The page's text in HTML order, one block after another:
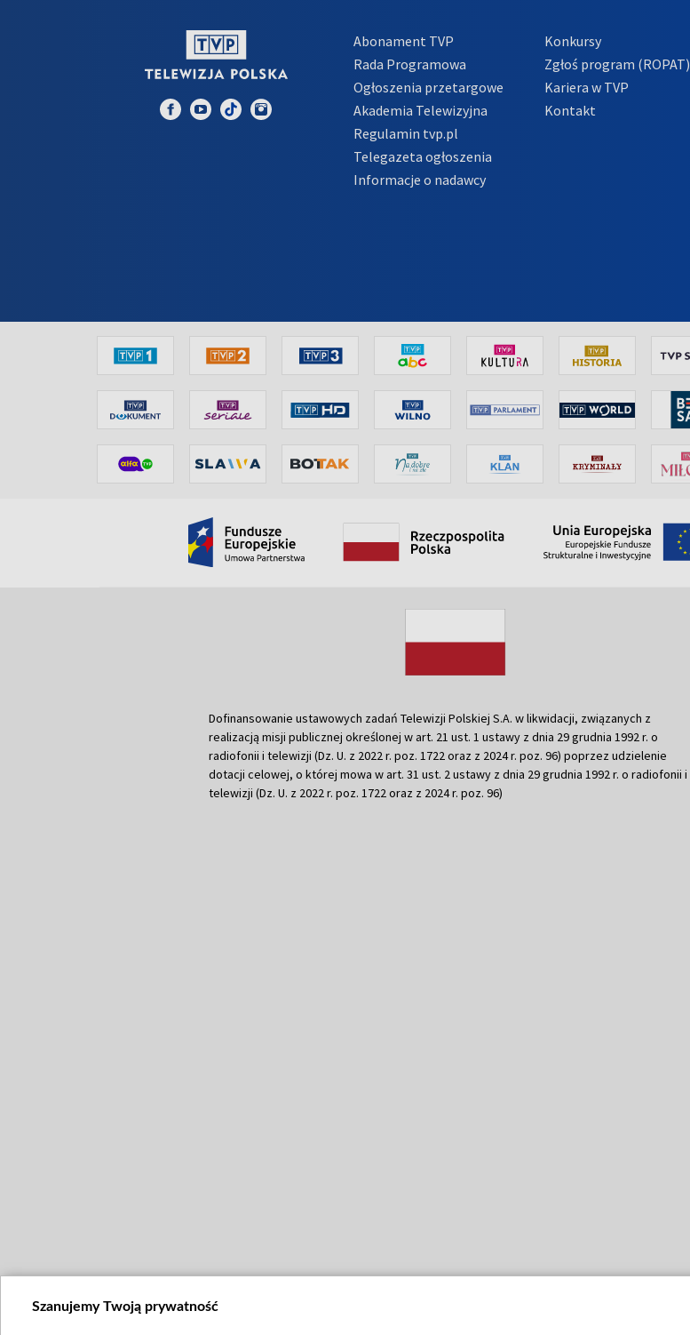
Abonament TVP
Rada Programowa
Ogłoszenia przetargowe
Akademia Telewizyjna
Regulamin tvp.pl
Telegazeta ogłoszenia
Informacje o nadawcy
Konkursy
Zgłoś program (ROPAT)
Kariera w TVP
Kontakt
Dofinansowanie ustawowych zadań Telewizji Polskiej S.A. w likwidacji, związanych z
realizacją misji publicznej określonej w art. 21 ust. 1 ustawy z dnia 29 grudnia 1992 r. o
radiofonii i telewizji (Dz. U. z 2022 r. poz. 1722 oraz z 2024 r. poz. 96) poprzez udzielenie
dotacji celowej, o której mowa w art. 31 ust. 2 ustawy z dnia 29 grudnia 1992 r. o radiofonii i
telewizji (Dz. U. z 2022 r. poz. 1722 oraz z 2024 r. poz. 96)
Szanujemy Twoją prywatność